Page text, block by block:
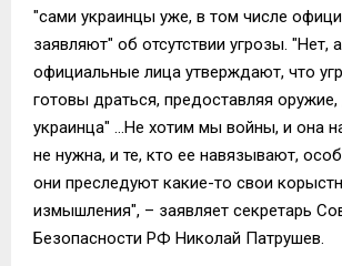
"сами украинцы уже, в том числе
заявляют" об отсутствии угрозы. "Нет,
официальные лица утверждают, что
готовы драться, предоставляя
украинца" …Не хотим мы войны, и она
не нужна, и те, кто ее навязывают,
они преследуют какие-то свои
измышления", – заявляет секретарь
Безопасности РФ Николай Патрушев.